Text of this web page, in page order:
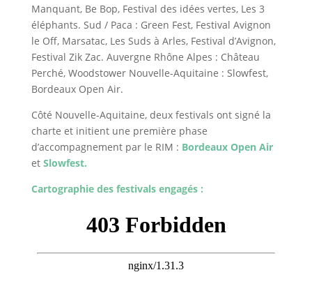
Manquant, Be Bop, Festival des idées vertes, Les 3
éléphants. Sud / Paca : Green Fest, Festival Avignon
le Off, Marsatac, Les Suds à Arles, Festival d’Avignon,
Festival Zik Zac. Auvergne Rhône Alpes : Château
Perché, Woodstower Nouvelle-Aquitaine : Slowfest,
Bordeaux Open Air.
Côté Nouvelle-Aquitaine, deux festivals ont signé la
charte et initient une première phase
d’accompagnement par le RIM : Bordeaux Open Air
et Slowfest.
Cartographie des festivals engagés :